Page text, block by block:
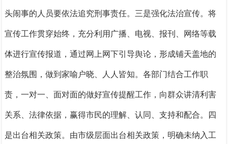
头闹事的人员要依法追究刑事责任。 三是强化法治宣传。将
宣传工作贯穿始终，充分利用广播、电视、报刊、网络等载
体进行宣传报道，通过网上网下引导舆论，形成铺天盖地的
整治氛围，做到家喻户晓、人人皆知。各部门结合工作职
责，一对一、面对面的做好宣传提醒工作，向群众讲清利害
关系、法律依据，赢得市民的理解、认同、支持和配合。 四
是出台相关政策。 由市级层面出台相关政策，明确未纳入工